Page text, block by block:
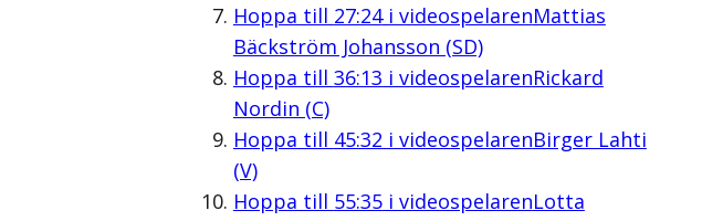
Hoppa till 27:24i videospelarenMattias
Bäckström Johansson (SD)
Hoppa till 36:13 i videospelarenRickard
Nordin (C)
Hoppa till 45:32 i videospelarenBirger Lahti
(V)
Hoppa till 55:35i videospelarenLotta